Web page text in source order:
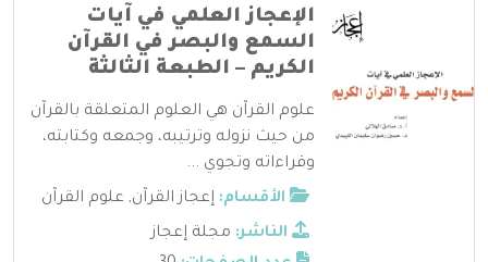
الإعجاز العلمي في آيات
السمع والبصر في القرآن
الكريم – الطبعة الثالثة
علوم القرآن هي العلوم المتعلقة بالقرآن
من حيث نزوله وترتيبه، وجمعه وكتابته،
وقراءاته وتجوي ...
الأقسام: إعجاز القرآن, علوم القرآن
الناشر: مجلة إعجاز